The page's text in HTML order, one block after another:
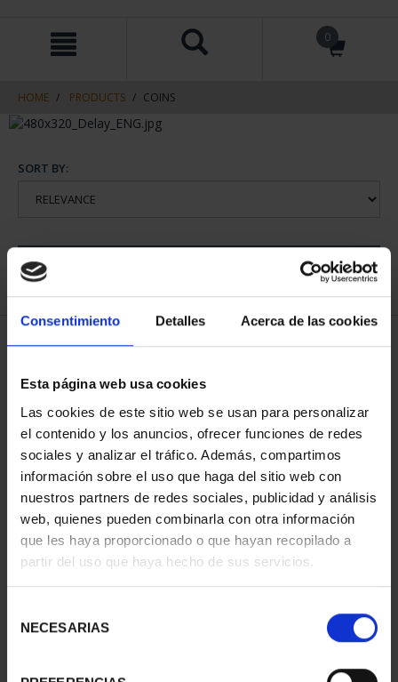
Consentimiento Detalles Acerca de las cookies
Esta página web usa cookies
Las cookies de este sitio web se usan para personalizar
el contenido y los anuncios, ofrecer funciones de redes
sociales y analizar el tráfico. Además, compartimos
información sobre el uso que haga del sitio web con
nuestros partners de redes sociales, publicidad y análisis
web, quienes pueden combinarla con otra información
que les haya proporcionado o que hayan recopilado a
partir del uso que haya hecho de sus servicios.
NECESARIAS
navigation
0
HOME PRODUCTS COINS
SORT BY:
1 Products found
€73.00